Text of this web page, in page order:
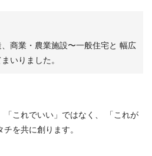
商業・農業施設〜一般住宅と 幅広
いりました。
これでいい」ではなく、
「これが
を共に創ります。